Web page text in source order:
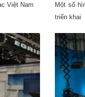
Việt Nam
Một số
triển khai